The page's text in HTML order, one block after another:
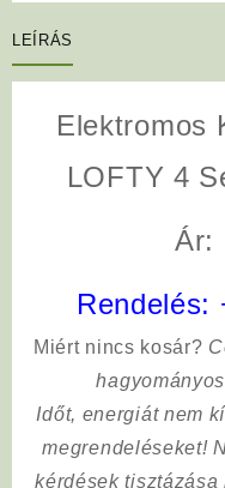
LEÍRÁS
Elektromos
LOFTY 4
Ár:
Rendelés:
Miért nincs kosár?
Időt, energiát nem
megrendeléseket!
kérdések tisztázása